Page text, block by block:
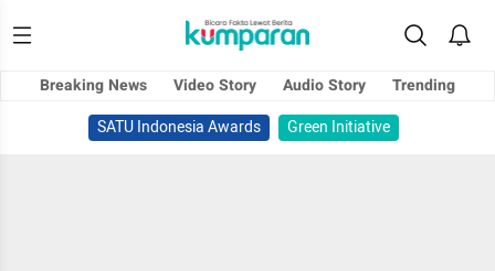
Breaking News Video Story Audio Story
Trending
SATU Indonesia Awards
Green Initiative